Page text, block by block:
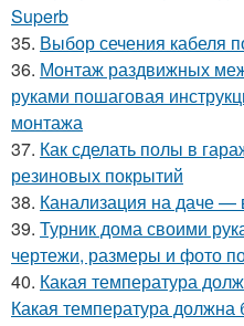
Superb
35. Выбор сечения кабеля
36. Монтаж раздвижных
руками пошаговая
монтажа
37. Как сделать полы в
резиновых покрытий
38. Канализация на даче —
39. Турник дома своими
чертежи, размеры и фото
40. Какая температура
Какая температура